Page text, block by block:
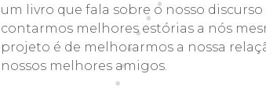
um livro que fala sobre o nosso
contarmos melhores estórias a nós
projeto é de melhorarmos a nossa
nossos melhores amigos.